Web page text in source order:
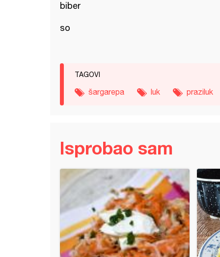
biber
so
TAGOVI
šargarepa luk praziluk
Isprobao sam
piletina sa kikirikijem i paradajzom